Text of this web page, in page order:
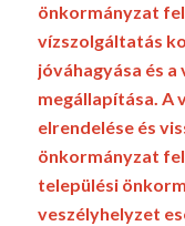
önkormányzat
vízszolgáltatás
jóváhagyása és
megállapítása. A
elrendelése és
önkormányzat
települési
veszélyhelyzet